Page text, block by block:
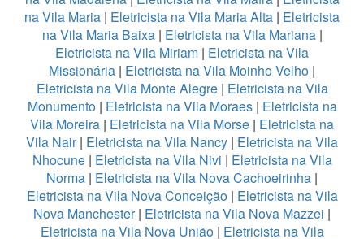
na Vila Maria | Eletricista na Vila Maria Alta | Eletricista
na Vila Maria Baixa| Eletricista na Vila Mariana|
Eletricista na Vila Miriam | Eletricista na Vila
Missionária | Eletricista na Vila Moinho Velho |
Eletricista na Vila Monte Alegre| Eletricista na Vila
Monumento| Eletricista na Vila Moraes| Eletricista na
Vila Moreira | Eletricista na Vila Morse | Eletricista na
Vila Nair| Eletricista na Vila Nancy | Eletricista na Vila
Nhocune| Eletricista na Vila Nivi | Eletricista na Vila
Norma | Eletricista na Vila Nova Cachoeirinha |
Eletricista na Vila Nova Conceição| Eletricista na Vila
Nova Manchester| Eletricista na Vila Nova Mazzei |
Eletricista na Vila Nova União| Eletricista na Vila